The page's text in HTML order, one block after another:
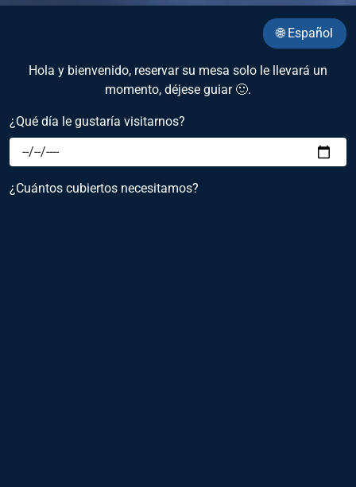
🌐 Español
Hola y bienvenido, reservar su mesa solo le llevará un
momento, déjese guiar 🙂.
¿Qué día le gustaría visitarnos?
¿Cuántos cubiertos necesitamos?